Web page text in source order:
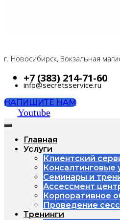
г. Новосибирск, Вокзальная
+7 (383) 214-71-60
info@secretsservice.ru
НАПИШИТЕ НАМ
Youtube
Главная
Услуги
Клиентский
Консалтинговые
Семинары и
Ассессмент
Корпоративное
Проведение
Тренинги